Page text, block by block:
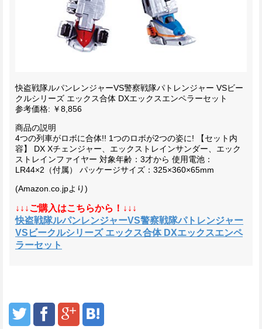
快盗戦隊ルパンレンジャーVS警察戦隊パトレンジャー VSビー
クルシリーズ エックス合体 DXエックスエンペラーセット
参考価格: ￥8,856
商品の説明
4つの列車がロボに合体!! 1つのロボが2つの姿に! 【セット内
容】 DX Xチェンジャー、エックストレインサンダー、エック
ストレインファイヤー 対象年齢：3才から 使用電池：
LR44×2（付属） パッケージサイズ：325×360×65mm
(Amazon.co.jpより)
↓↓↓ご購入はこちらから！↓↓↓
快盗戦隊ルパンレンジャーVS警察戦隊パトレンジャー
VSビークルシリーズ エックス合体 DXエックスエンペ
ラーセット